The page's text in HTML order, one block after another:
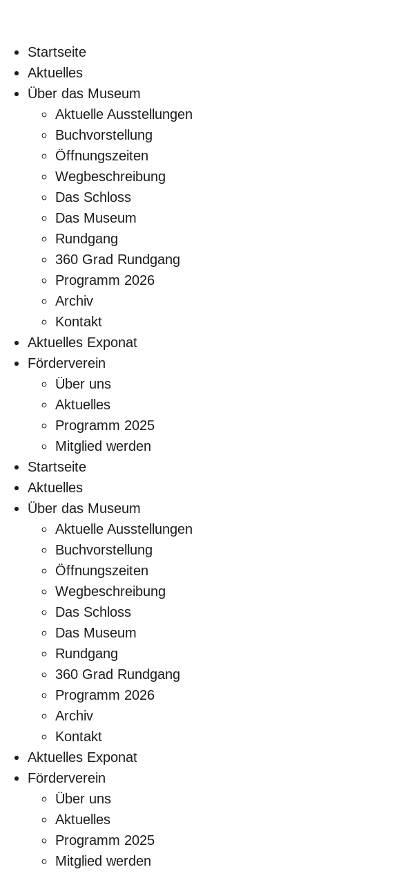
Startseite
Aktuelles
Über das Museum
Aktuelle Ausstellungen
Buchvorstellung
Öffnungszeiten
Wegbeschreibung
Das Schloss
Das Museum
Rundgang
360 Grad Rundgang
Programm 2026
Archiv
Kontakt
Aktuelles Exponat
Förderverein
Über uns
Aktuelles
Programm 2025
Mitglied werden
Startseite
Aktuelles
Über das Museum
Aktuelle Ausstellungen
Buchvorstellung
Öffnungszeiten
Wegbeschreibung
Das Schloss
Das Museum
Rundgang
360 Grad Rundgang
Programm 2026
Archiv
Kontakt
Aktuelles Exponat
Förderverein
Über uns
Aktuelles
Programm 2025
Mitglied werden